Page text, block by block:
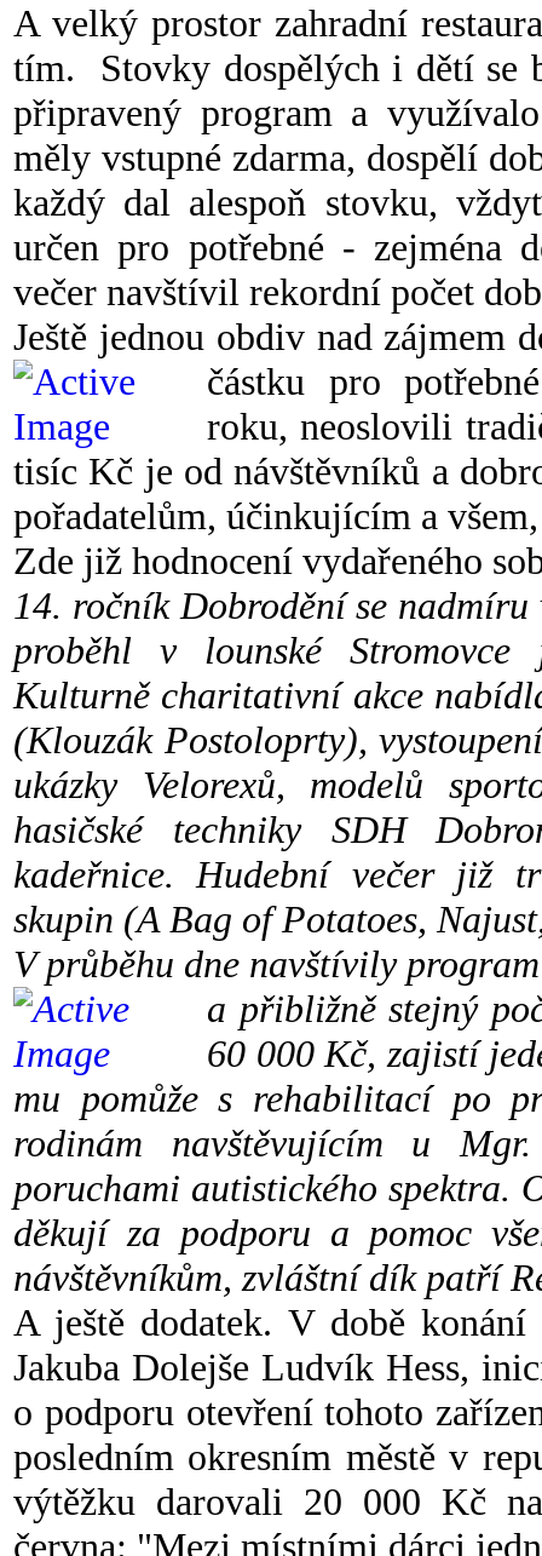
A velký prostor zahradní
tím.
Stovky dospělých i dětí se
připravený program a
měly vstupné zdarma, dospělí
každý dal alespoň stovku,
určen pro potřebné - zejména
večer navštívil rekordní počet
Ještě jednou obdiv nad zájmem
částku pro
roku, neoslovili
tisíc Kč je od návštěvníků a
pořadatelům, účinkujícím a
Zde již hodnocení vydařeného
14. ročník Dobrodění se
proběhl v lounské
Kulturně charitativní akce
(Klouzák Postoloprty),
ukázky Velorexů, modelů
hasičské techniky SDH
kadeřnice. Hudební večer již
skupin (A Bag of Potatoes,
V průběhu dne navštívily
a přibližně stejný
60 000 Kč, zajistí
mu pomůže s rehabilitací po
rodinám navštěvujícím u
poruchami autistického spektra.
děkují za podporu a pomoc
návštěvníkům, zvláštní dík patří
A ještě dodatek. V době
Jakuba Dolejše Ludvík Hess,
o podporu otevření tohoto
posledním okresním městě v
výtěžku darovali 20 000 Kč
června: "Mezi místními dárci